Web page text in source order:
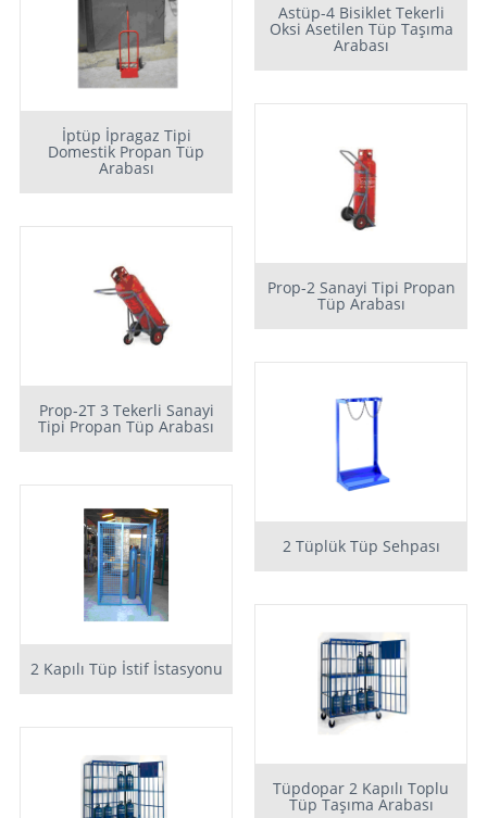
Astüp-4 Bisiklet Tekerli
Oksi Asetilen Tüp Taşıma
Arabası
İptüp İpragaz Tipi
Domestik Propan Tüp
Arabası
Prop-2 Sanayi Tipi Propan
Tüp Arabası
Prop-2T 3 Tekerli Sanayi
Tipi Propan Tüp Arabası
2 Tüplük Tüp Sehpası
2 Kapılı Tüp İstif İstasyonu
Tüpdopar 2 Kapılı Toplu
Tüp Taşıma Arabası